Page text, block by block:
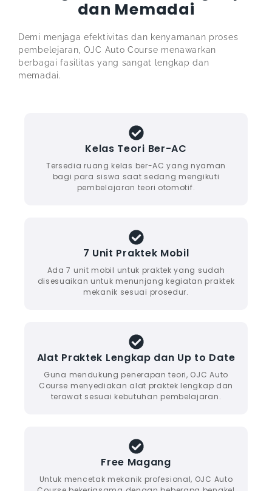
dan Memadai
Demi menjaga efektivitas dan kenyamanan proses
pembelejaran, OJC Auto Course menawarkan
berbagai fasilitas yang sangat lengkap dan
memadai.
Kelas Teori Ber-AC
Tersedia ruang kelas ber-AC yang nyaman
bagi para siswa saat sedang mengikuti
pembelajaran teori otomotif.
7 Unit Praktek Mobil
Ada 7 unit mobil untuk praktek yang sudah
disesuaikan untuk menunjang kegiatan praktek
mekanik sesuai prosedur.
Alat Praktek Lengkap dan Up to Date
Guna mendukung penerapan teori, OJC Auto
Course menyediakan alat praktek lengkap dan
terawat sesuai kebutuhan pembelajaran.
Free Magang
Untuk mencetak mekanik profesional, OJC Auto